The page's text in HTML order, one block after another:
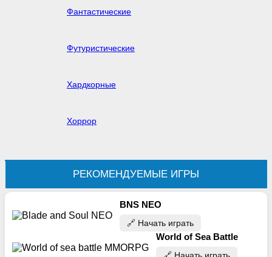
Фантастические
Футуристические
Хардкорные
Хоррор
РЕКОМЕНДУЕМЫЕ ИГРЫ
BNS NEO
🔗‍️ Начать играть
World of Sea Battle